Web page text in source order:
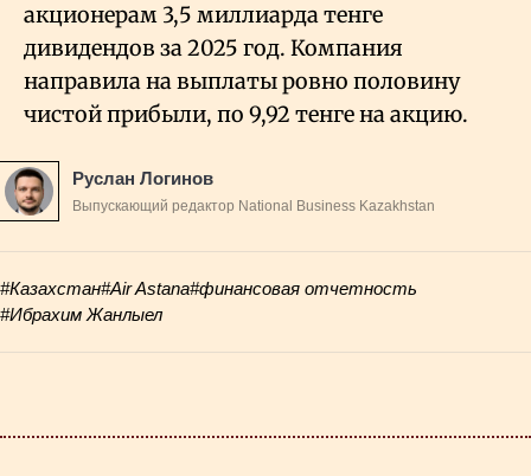
акционерам 3,5 миллиарда тенге
дивидендов за 2025 год. Компания
направила на выплаты ровно половину
чистой прибыли, по 9,92 тенге на акцию.
Руслан Логинов
Выпускающий редактор National Business Kazakhstan
#Казахстан#Air Astana#финансовая отчетность
#Ибрахим Жанлыел